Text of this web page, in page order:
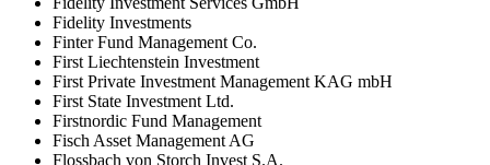
Fidelity Investments
Finter Fund Management Co.
First Liechtenstein Investment
First Private Investment Management KAG mbH
First State Investment Ltd.
Firstnordic Fund Management
Fisch Asset Management AG
Flossbach von Storch Invest S.A.